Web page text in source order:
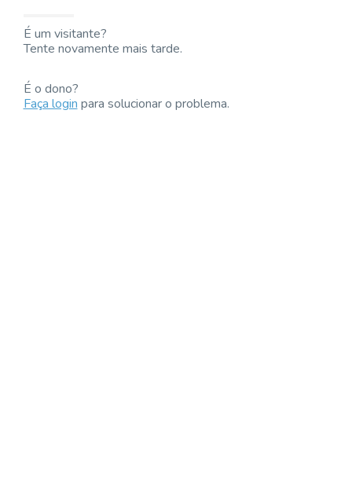
É um visitante?
Tente novamente mais tarde.
É o dono?
Faça loginpara solucionar o problema.